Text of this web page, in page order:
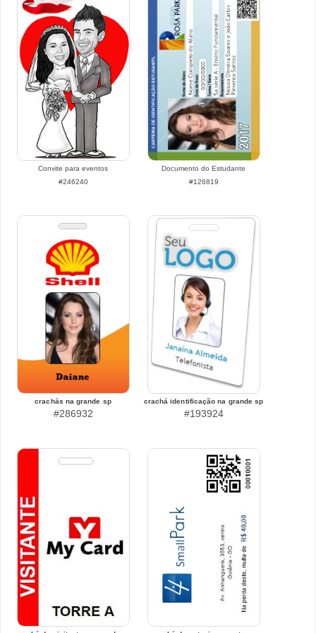
Convite para eventos
#246240
Documento do Estudante
#126819
crachás na grande sp
#286932
crachá identificação na grande sp
#193924